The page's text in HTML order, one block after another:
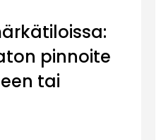
pinnoite
tai